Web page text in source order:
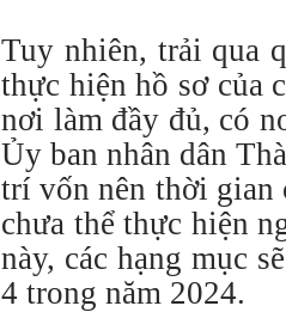
Tuy nhiên, trải qua
thực hiện hồ sơ của
nơi làm đầy đủ, có
Ủy ban nhân dân
trí vốn nên thời gian
chưa thể thực hiện
này, các hạng mục
4 trong năm 2024.